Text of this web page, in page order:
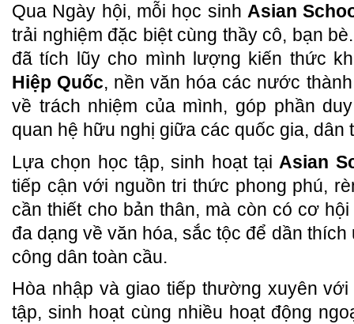
Qua Ngày hội, mỗi học sinh Asian
trải nghiệm đặc biệt cùng thầy cô, bạn
đã tích lũy cho mình lượng kiến thức
Hiệp Quốc, nền văn hóa các nước
về trách nhiệm của mình, góp phần
quan hệ hữu nghị giữa các quốc gia, dân
Lựa chọn học tập, sinh hoạt tại Asian
tiếp cận với nguồn tri thức phong phú,
cần thiết cho bản thân, mà còn có cơ
đa dạng về văn hóa, sắc tộc để dần
công dân toàn cầu.
Hòa nhập và giao tiếp thường xuyên
tập, sinh hoạt cùng nhiều hoạt động